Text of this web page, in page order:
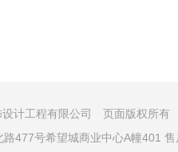
设计工程有限公司 页面版权所
路477号希望城商业中心A幢401